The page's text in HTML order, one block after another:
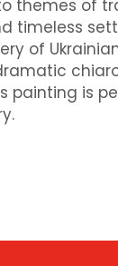
themes of
timeless
of
painting is